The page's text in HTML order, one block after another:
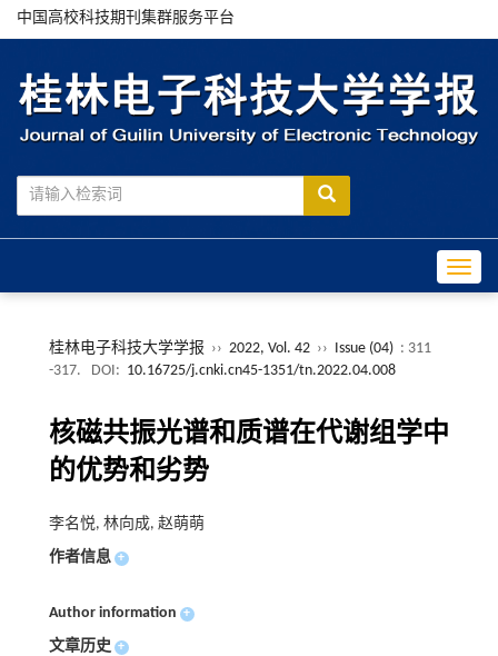
中国高校科技期刊集群服务平台
桂林电子科技大学学报 ›› 2022, Vol. 42 ›› Issue (04) : 311
-317.
DOI: 10.16725/j.cnki.cn45-1351/tn.2022.04.008
核磁共振光谱和质谱在代谢组学中
的优势和劣势
李名悦, 林向成, 赵萌萌
作者信息 +
Author information +
文章历史 +